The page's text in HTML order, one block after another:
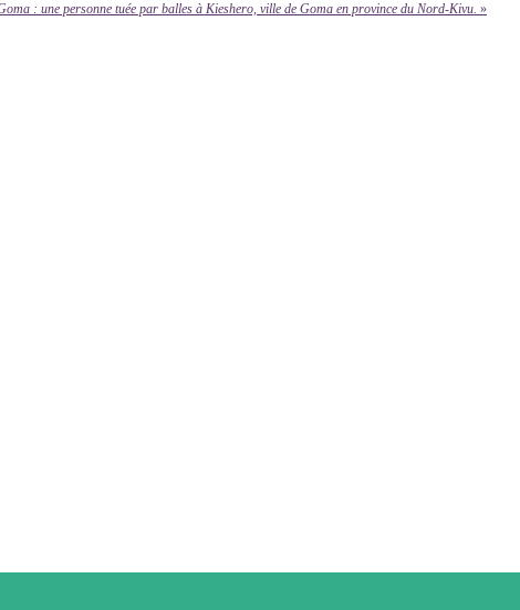
: une personne tuée par balles à K​i​eshero​, ville de Goma en province du Nord-Kivu.​ »